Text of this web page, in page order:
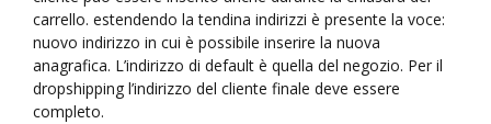
carrello. estendendo la tendina indirizzi è presente la voce:
nuovo indirizzo in cui è possibile inserire la nuova
anagrafica. L’indirizzo di default è quella del negozio. Per il
dropshipping l’indirizzo del cliente finale deve essere
completo.